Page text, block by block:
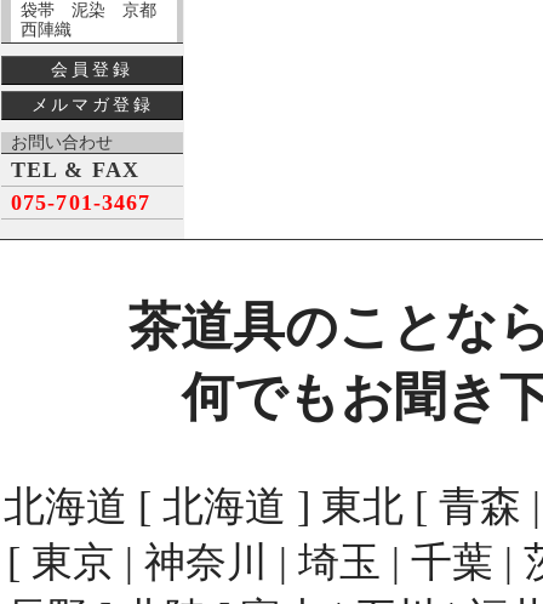
袋帯 泥染 京都
西陣織
会員登録
メルマガ登録
お問い合わせ
TEL & FAX
075-701-3467
茶道具のことな
何でもお聞き
北海道 [ 北海道 ] 東北 [ 青森
[ 東京 | 神奈川 | 埼玉 | 千葉 |